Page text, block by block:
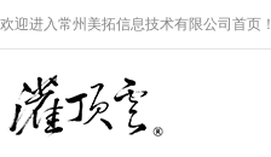
欢迎进入常州美拓信息技术有限公司首页！